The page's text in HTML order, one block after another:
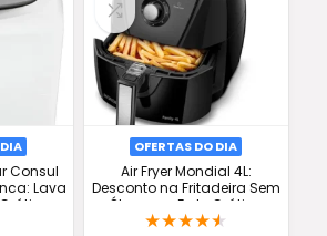
Consul
Lava
e
OFERTAS DO DIA
Air Fryer Mondial 4L:
Desconto na Fritadeira Sem
Óleo com Frete Grátis e
Oferta Full
★★★★★